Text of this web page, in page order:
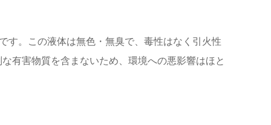
す。この液体は無色・無臭で、毒性はなく引火性
有害物質を含まないため、環境への悪影響はほと